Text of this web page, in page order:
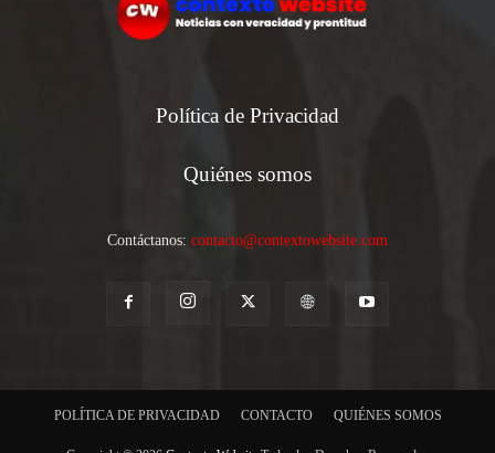
Política de Privacidad
Quiénes somos
Contáctanos: contacto@contextowebsite.com
POLÍTICA DE PRIVACIDAD CONTACTO QUIÉNES SOMOS